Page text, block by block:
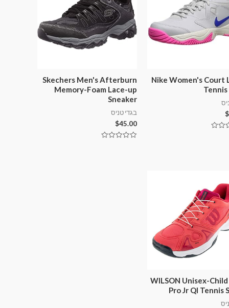
Nike Women's Court
Tennis
$
Skechers Men's Afterburn
Memory-Foam Lace-up
Sneaker
בגדי טניס
$45.00
WILSON Unisex-Child
Pro Jr Ql Tennis